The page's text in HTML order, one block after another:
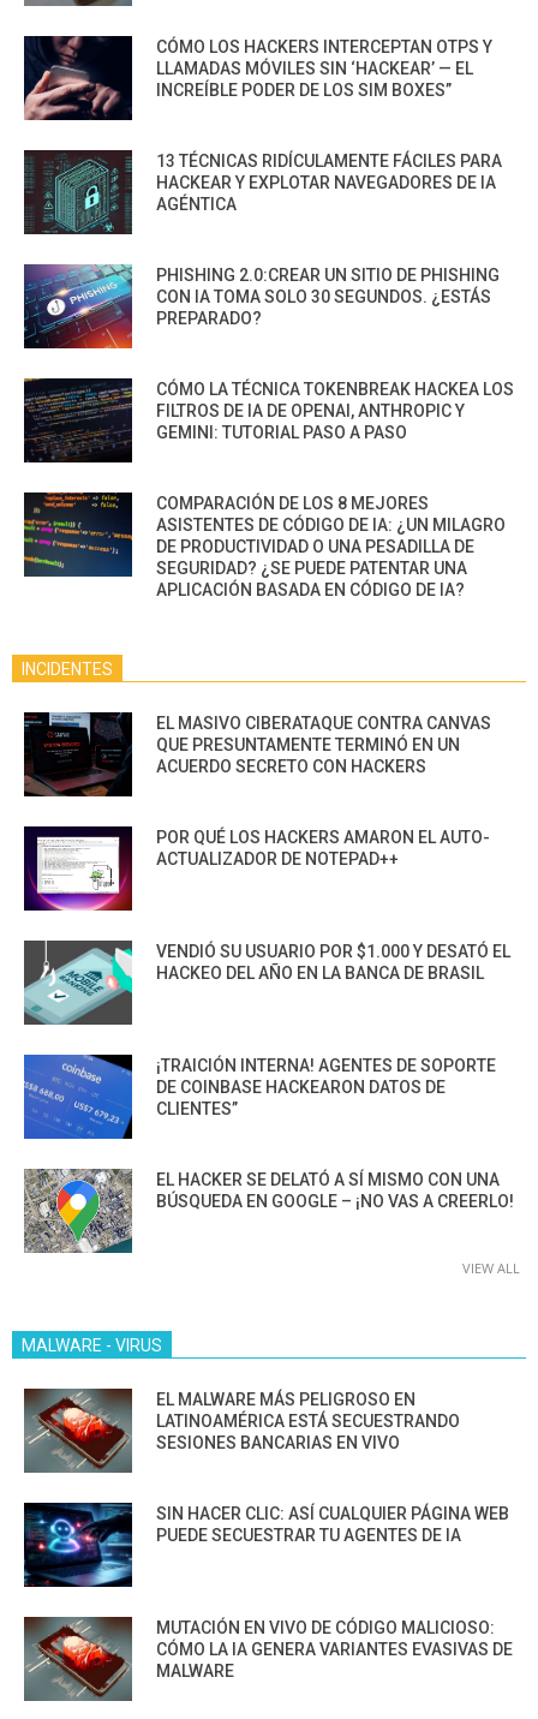
CÓMO LOS HACKERS INTERCEPTAN OTPS Y
LLAMADAS MÓVILES SIN ‘HACKEAR’ — EL
INCREÍBLE PODER DE LOS SIM BOXES”
13 TÉCNICAS RIDÍCULAMENTE FÁCILES PARA
HACKEAR Y EXPLOTAR NAVEGADORES DE IA
AGÉNTICA
PHISHING 2.0:CREAR UN SITIO DE PHISHING
CON IA TOMA SOLO 30 SEGUNDOS. ¿ESTÁS
PREPARADO?
CÓMO LA TÉCNICA TOKENBREAK HACKEA LOS
FILTROS DE IA DE OPENAI, ANTHROPIC Y
GEMINI: TUTORIAL PASO A PASO
COMPARACIÓN DE LOS 8 MEJORES
ASISTENTES DE CÓDIGO DE IA: ¿UN MILAGRO
DE PRODUCTIVIDAD O UNA PESADILLA DE
SEGURIDAD? ¿SE PUEDE PATENTAR UNA
APLICACIÓN BASADA EN CÓDIGO DE IA?
INCIDENTES
EL MASIVO CIBERATAQUE CONTRA CANVAS
QUE PRESUNTAMENTE TERMINÓ EN UN
ACUERDO SECRETO CON HACKERS
POR QUÉ LOS HACKERS AMARON EL AUTO-
ACTUALIZADOR DE NOTEPAD++
VENDIÓ SU USUARIO POR $1.000 Y DESATÓ EL
HACKEO DEL AÑO EN LA BANCA DE BRASIL
¡TRAICIÓN INTERNA! AGENTES DE SOPORTE
DE COINBASE HACKEARON DATOS DE
CLIENTES”
EL HACKER SE DELATÓ A SÍ MISMO CON UNA
BÚSQUEDA EN GOOGLE – ¡NO VAS A CREERLO!
VIEW ALL
MALWARE - VIRUS
EL MALWARE MÁS PELIGROSO EN
LATINOAMÉRICA ESTÁ SECUESTRANDO
SESIONES BANCARIAS EN VIVO
SIN HACER CLIC: ASÍ CUALQUIER PÁGINA WEB
PUEDE SECUESTRAR TU AGENTES DE IA
MUTACIÓN EN VIVO DE CÓDIGO MALICIOSO:
CÓMO LA IA GENERA VARIANTES EVASIVAS DE
MALWARE